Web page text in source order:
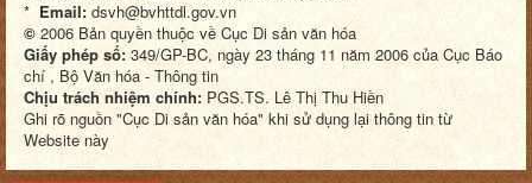
Địa chỉ: 51 Ngô Quyền, Cửa Nam, Hà Nội, Việt Nam
Tel:(84-24) 39447540 *Fax:(84-24) 39439929
*Email:dsvh@bvhttdl.gov.vn
©2006 Bản quyền thuộc về Cục Di sản văn hóa
Giấy phép số:349/GP-BC, ngày 23 tháng 11 năm 2006 của Cục Báo
chí , Bộ Văn hóa - Thông tin
Chịu trách nhiệm chính:PGS.TS. Lê Thị Thu Hiền